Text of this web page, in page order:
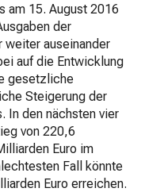
am 15. August 2016
der
weiter auseinander
auf die Entwicklung
gesetzliche
Steigerung der
In den nächsten vier
von 220,6
Euro im
Fall könnte
Euro erreichen.